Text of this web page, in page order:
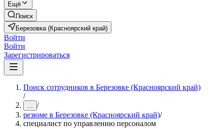
Ещё
Поиск
Березовка (Красноярский край)
Войти
Войти
Зарегистрироваться
Поиск сотрудников в Березовке (Красноярский край)
/
... /
резюме в Березовке (Красноярский край)/
специалист по управлению персоналом